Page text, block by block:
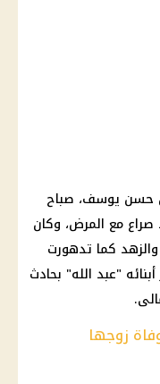
حسن يوسف، صباح
عمر ناهز 90 عاما بعد صراع مع المرض، وكان
والزهد كما تدهورت
"عبد الله" بحادث
زوجها